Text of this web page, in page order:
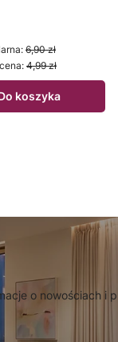
6,90 zł
4,99 zł
koszyka
o nowościach i